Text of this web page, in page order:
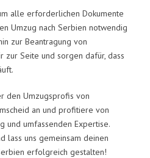
alle erforderlichen Dokumente
Umzug nach Serbien notwendig
zur Beantragung von
zur Seite und sorgen dafür, dass
den Umzugsprofis von
an und profitiere von
und umfassenden Expertise.
lass uns gemeinsam deinen
erfolgreich gestalten!